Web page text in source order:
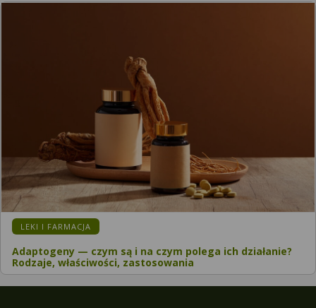
LEKI I FARMACJA
Adaptogeny — czym są i na czym polega ich działanie?
Rodzaje, właściwości, zastosowania